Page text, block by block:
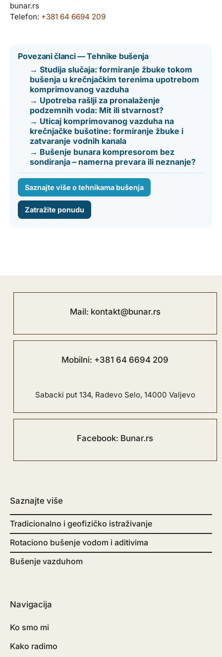
bunar.rs
Telefon: +381 64 6694 209
Povezani članci — Tehnike bušenja
→ Studija slučaja: formiranje žbuke tokom
bušenja u krečnjačkim terenima upotrebom
komprimovanog vazduha
→ Upotreba rašlji za pronalaženje
podzemnih voda: Mit ili stvarnost?
→ Uticaj komprimovanog vazduha na
krečnjačke bušotine: formiranje žbuke i
zatvaranje vodnih kanala
→ Bušenje bunara kompresorom bez
sondiranja – namerna prevara ili neznanje?
Saznajte više o tehnikama bušenja
Zatražite ponudu
Mail: kontakt@bunar.rs
Mobilni: +381 64 6694 209
Sabacki put 134, Radevo Selo, 14000 Valjevo
Facebook: Bunar.rs
Saznajte više
Tradicionalno i geofizičko istraživanje
Rotaciono bušenje vodom i aditivima
Bušenje vazduhom
Navigacija
Ko smo mi
Kako radimo